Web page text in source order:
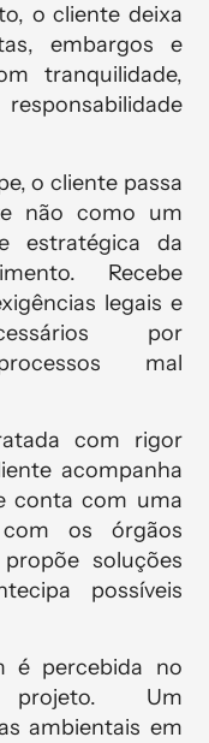
o cliente deixa
embargos e
tranquilidade,
o cliente passa
não como um
estratégica da
Recebe
legais e
por
mal
com rigor
acompanha
conta com uma
os órgãos
soluções
possíveis
é percebida no
Um
ambientais em